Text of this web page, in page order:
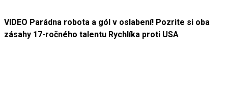
VIDEO Parádna robota a gól v oslabení! Pozrite si oba
zásahy 17-ročného talentu Rychlíka proti USA